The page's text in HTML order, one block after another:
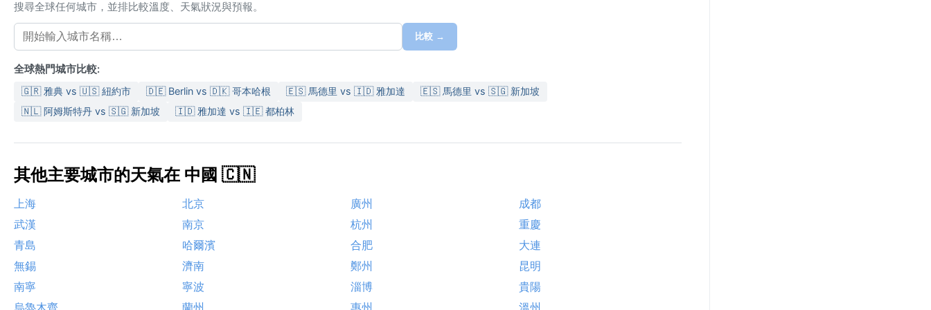
搜尋全球任何城市，並排比較溫度、天氣狀況與預報。
比較 →
全球熱門城市比較:
🇬🇷 雅典 vs 🇺🇸 紐約市 🇩🇪 Berlin vs 🇩🇰 哥本哈根 🇪🇸 馬德里 vs 🇮🇩 雅加達
🇪🇸 馬德里 vs 🇸🇬 新加坡
🇳🇱 阿姆斯特丹 vs 🇸🇬 新加坡
🇮🇩 雅加達 vs 🇮🇪 都柏林
其他主要城市的天氣在 中國 🇨🇳
上海 北京 廣州
成都
武漢
南京 杭州
重慶
青島
哈爾濱 合肥
大連
無錫
濟南 鄭州
昆明
南寧
寧波 淄博
貴陽